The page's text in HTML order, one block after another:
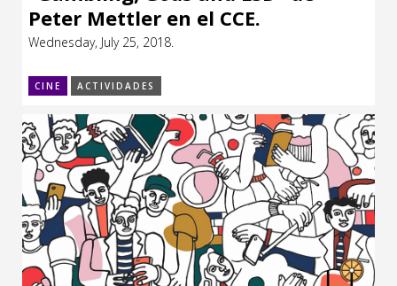
Peter Mettler en el CCE.
Wednesday, July 25, 2018.
CINE ACTIVIDADES